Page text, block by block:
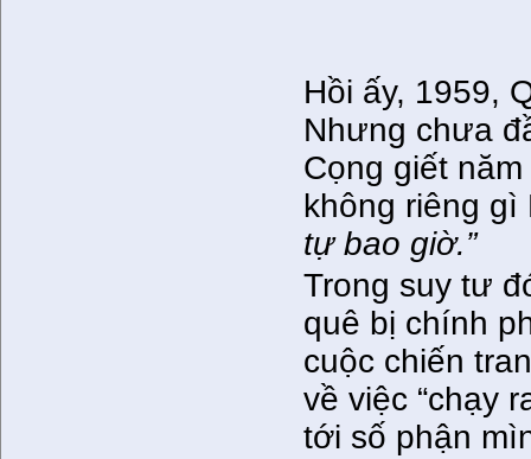
Hồi ấy, 1959,
Nhưng chưa
Cọng giết
không riêng
tự bao giờ.”
Trong suy tư
quê bị chính
cuộc chiến
về việc “chạy
tới số phận